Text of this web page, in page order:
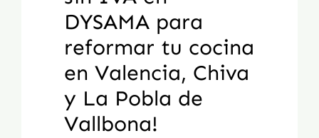
DYSAMA para
reformar tu cocina
en Valencia, Chiva
y La Pobla de
Vallbona!